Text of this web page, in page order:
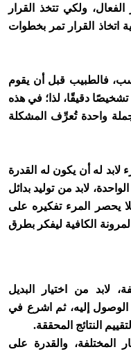
ولكي تتخذ القرار
اتخاذ القرار تمر بخطوات
فالطبيب قبل أن يقوم
دقيقًا، لذا؛ في هذه
واحدة تُعرِّف المشكلة
لابد له أن يكون له القدرة
لابد من توليد بدائل
يحصر المرء تفكيره على
الكافية ليفكر بطرق
لابد من اختيار البديل
الوصول إليه، ثم اشرع في
النتائج المحققة.
المختلفة، والقدرة على